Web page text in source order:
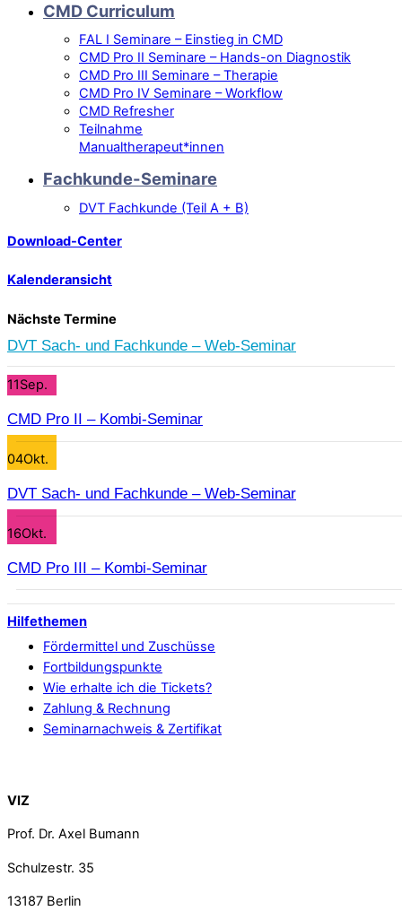
CMD Curriculum
FAL I Seminare – Einstieg in CMD
CMD Pro II Seminare – Hands-on Diagnostik
CMD Pro III Seminare – Therapie
CMD Pro IV Seminare – Workflow
CMD Refresher
Teilnahme
Manualtherapeut*innen
Fachkunde-Seminare
DVT Fachkunde (Teil A + B)
Download-Center
Kalenderansicht
Nächste Termine
DVT Sach- und Fachkunde – Web-Seminar
11Sep.
CMD Pro II – Kombi-Seminar
04Okt.
DVT Sach- und Fachkunde – Web-Seminar
16Okt.
CMD Pro III – Kombi-Seminar
Hilfethemen
Fördermittel und Zuschüsse
Fortbildungspunkte
Wie erhalte ich die Tickets?
Zahlung & Rechnung
Seminarnachweis & Zertifikat
VIZ
Prof. Dr. Axel Bumann
Schulzestr. 35
13187 Berlin